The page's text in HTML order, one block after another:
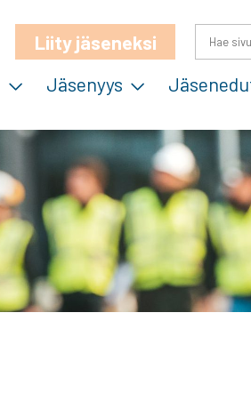
Liity jäseneksi
Jäsenyys